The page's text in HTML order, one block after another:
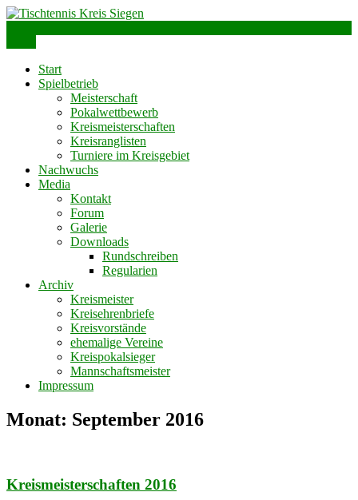
Skip
Tischtennis Kreis Siegen
Start
Spielbetrieb
Meisterschaft
Pokalwettbewerb
Kreismeisterschaften
Kreisranglisten
Turniere im Kreisgebiet
Nachwuchs
Media
Kontakt
Forum
Galerie
Downloads
Rundschreiben
Regularien
Archiv
Kreismeister
Kreisehrenbriefe
Kreisvorstände
ehemalige Vereine
Kreispokalsieger
Mannschaftsmeister
Impressum
Monat: September 2016
Kreismeisterschaften 2016